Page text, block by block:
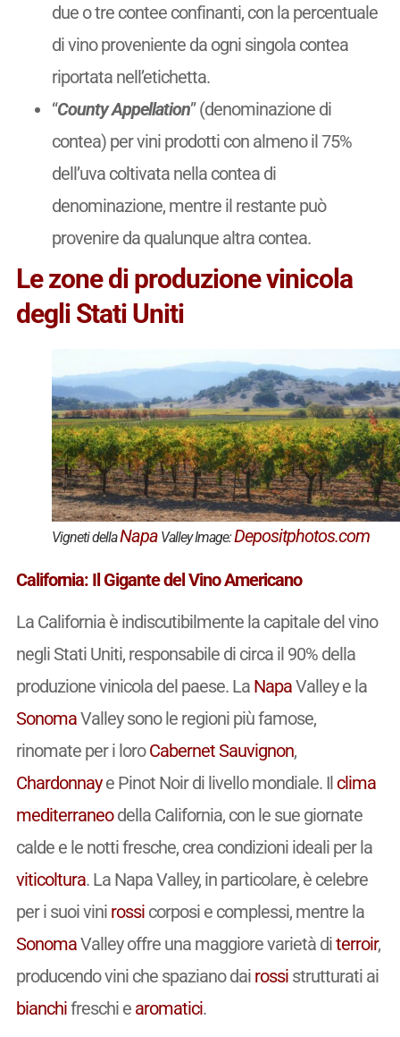
due o tre contee confinanti, con la percentuale
di vino proveniente da ogni singola contea
riportata nell’etichetta.
“County Appellation” (denominazione di
contea) per vini prodotti con almeno il 75%
dell’uva coltivata nella contea di
denominazione, mentre il restante può
provenire da qualunque altra contea.
Le zone di produzione vinicola
degli Stati Uniti
Vigneti dellaNapaValley Image:Depositphotos.com
California: Il Gigante del Vino Americano
La California è indiscutibilmente la capitale del vino
negli Stati Uniti, responsabile di circa il 90% della
produzione vinicola del paese. La NapaValley e la
SonomaValley sono le regioni più famose,
rinomate per i loroCabernet Sauvignon,
Chardonnaye Pinot Noir di livello mondiale. Il clima
mediterraneodella California, con le sue giornate
calde e le notti fresche, crea condizioni ideali per la
viticoltura. La Napa Valley, in particolare, è celebre
per i suoi vini rossicorposi e complessi, mentre la
SonomaValley offre una maggiore varietà diterroir,
producendo vini che spaziano dai rossistrutturati ai
bianchifreschi e aromatici.